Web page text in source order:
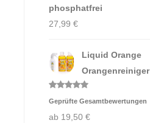
phosphatfrei
27,99 €
Liquid Orange
Orangenreiniger
Bewertet
mit5.00
von 5
Geprüfte Gesamtbewertungen
ab 19,50 €